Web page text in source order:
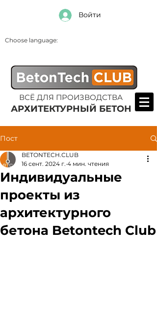
Войти
Choose language:
АРХИТЕКТУРНЫЙ БЕТОН
ВСЁ ДЛЯ ПРОИЗВОДСТВА
Пост
Индивидуальные
проекты из
архитектурного
бетона Betontech Club
BETONTECH.CLUB
16 сент. 2024 г. 4 мин. чтения